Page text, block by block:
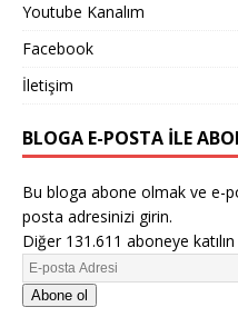
Youtube Kanalım
Facebook
İletişim
BLOGA E-POSTA ILE
Bu bloga abone olmak ve e-
posta adresinizi girin.
Diğer 131.611 aboneye katılın
Abone ol